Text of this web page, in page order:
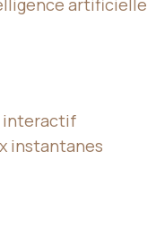
interactif
instantanes